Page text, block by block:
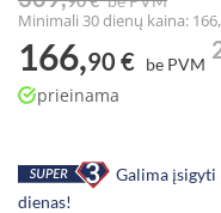
Minimali 30 dienų kaina:
166,90 € be PVM
prieinama
Galima įsigyti
dienas!